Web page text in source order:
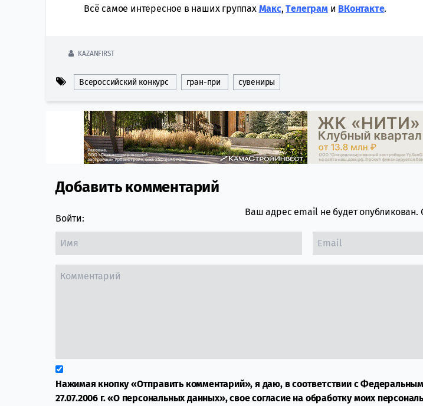
Всё самое интересное в наших группах Макс,Tелеграми ВКонтакте.
KAZANFIRST
Всероссийский конкурс гран-при сувениры
Comment section
Добавить комментарий
Войти:
Ваш адрес email не будет опубликован.
Нажимая кнопку «Отправить комментарий», я даю, в соответствии с
27.07.2006 г. «О персональных данных», свое согласие на обработку моих